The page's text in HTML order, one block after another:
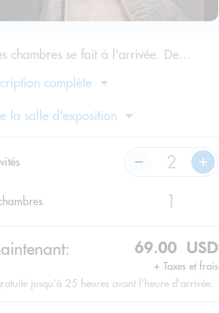
chambres se fait à l'arrivée. De...
complète
la salle d'exposition
69.00 USD
+ Taxes et frais
jusqu'à 25 heures avant l'heure d'arrivée.